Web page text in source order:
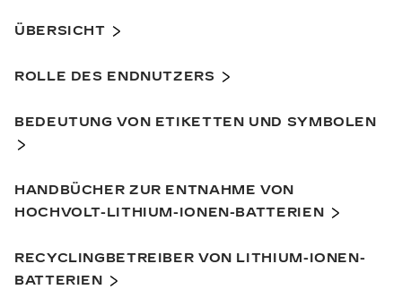
ÜBERSICHT
ROLLE DES ENDNUTZERS
BEDEUTUNG VON ETIKETTEN UND SYMBOLEN
HANDBÜCHER ZUR ENTNAHME VON
HOCHVOLT-LITHIUM-IONEN-BATTERIEN
RECYCLINGBETREIBER VON LITHIUM-IONEN-
BATTERIEN